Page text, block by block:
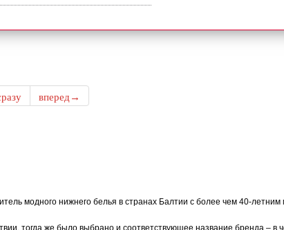
вперед→
модного нижнего белья в странах Балтии с более чем 40-
тогда же было выбрано и соответствующее название бренда –